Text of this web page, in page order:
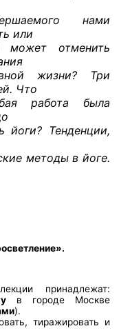
нами
или
может отменить
жизни? Три
Что
работа была
йоги? Тенденции,
методы в йоге.
принадлежат:
в городе Москве
).
тиражировать и